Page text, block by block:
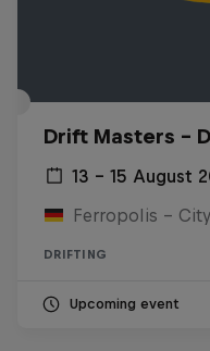
Drift Masters –
13 – 15 August
Ferropolis –
DRIFTING
Upcoming event